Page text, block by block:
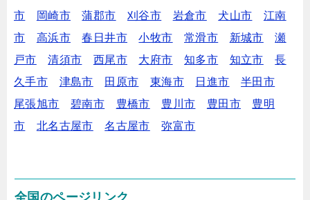
市
岡崎市 蒲郡市 刈谷市 岩倉市 犬山市
江南
市
高浜市 春日井市 小牧市 常滑市 新城市
瀬
戸市
清須市 西尾市 大府市 知多市 知立市
長
久手市
津島市 田原市 東海市 日進市
半田市
尾張旭市
碧南市 豊橋市 豊川市 豊田市
豊明
市
北名古屋市 名古屋市 弥富市
全国のページリンク